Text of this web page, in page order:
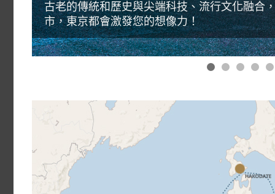
古老的傳統和歷史與尖端科技、流行文化融合
市，東京都會激發您的想像力！